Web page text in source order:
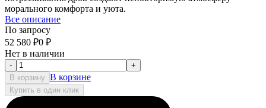
морального комфорта и уюта.
Все описание
По запросу
52 580 ₽0 ₽
Нет в наличии
-
+
В корзину В корзине
Купить в один клик